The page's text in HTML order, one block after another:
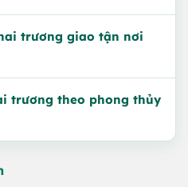
trương giao tận nơi
trương theo phong thủy